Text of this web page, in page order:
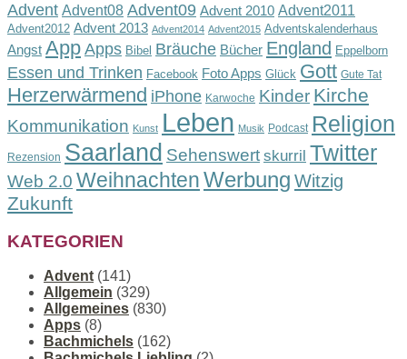
Advent Advent08 Advent09 Advent 2010 Advent2011
Advent2012 Advent 2013 Advent2014 Advent2015 Adventskalenderhaus
Angst App Apps Bibel Bräuche Bücher England Eppelborn
Essen und Trinken Facebook Foto Apps Glück Gott Gute Tat
Herzerwärmend iPhone Karwoche Kinder Kirche
Kommunikation Kunst Leben Musik Podcast Religion
Rezension Saarland Sehenswert skurril Twitter
Web 2.0 WeihnachtenWerbung Witzig
Zukunft
KATEGORIEN
Advent (141)
Allgemein (329)
Allgemeines (830)
Apps (8)
Bachmichels (162)